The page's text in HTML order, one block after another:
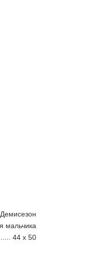
Демисезон
мальчика
44 х 50